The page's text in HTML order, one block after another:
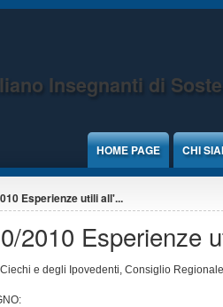
Insegnanti di
HOME PAGE CHI
Esperienze utili all'...
2010 Esperienze
e degli Ipovedenti, Consiglio